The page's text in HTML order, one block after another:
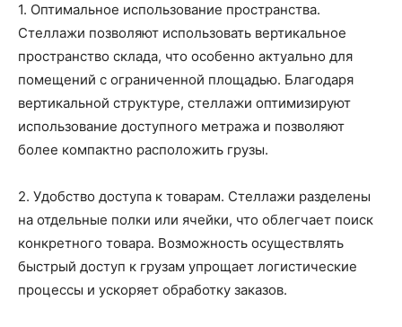
1. Оптимальное использование пространства.
Стеллажи позволяют использовать вертикальное
пространство склада, что особенно актуально для
помещений с ограниченной площадью. Благодаря
вертикальной структуре, стеллажи оптимизируют
использование доступного метража и позволяют
более компактно расположить грузы.
2. Удобство доступа к товарам. Стеллажи разделены
на отдельные полки или ячейки, что облегчает поиск
конкретного товара. Возможность осуществлять
быстрый доступ к грузам упрощает логистические
процессы и ускоряет обработку заказов.